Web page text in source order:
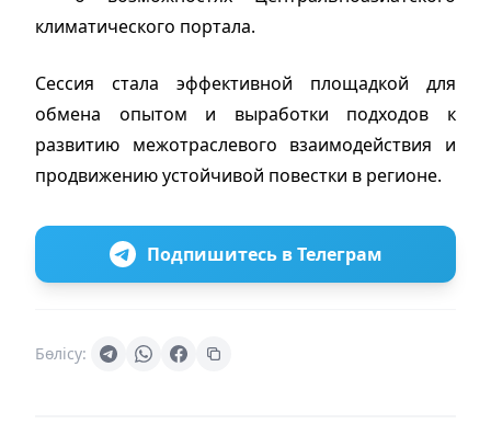
климатического портала.
Сессия стала эффективной площадкой для
обмена опытом и выработки подходов к
развитию межотраслевого взаимодействия и
продвижению устойчивой повестки в регионе.
Подпишитесь в Телеграм
Бөлісу: